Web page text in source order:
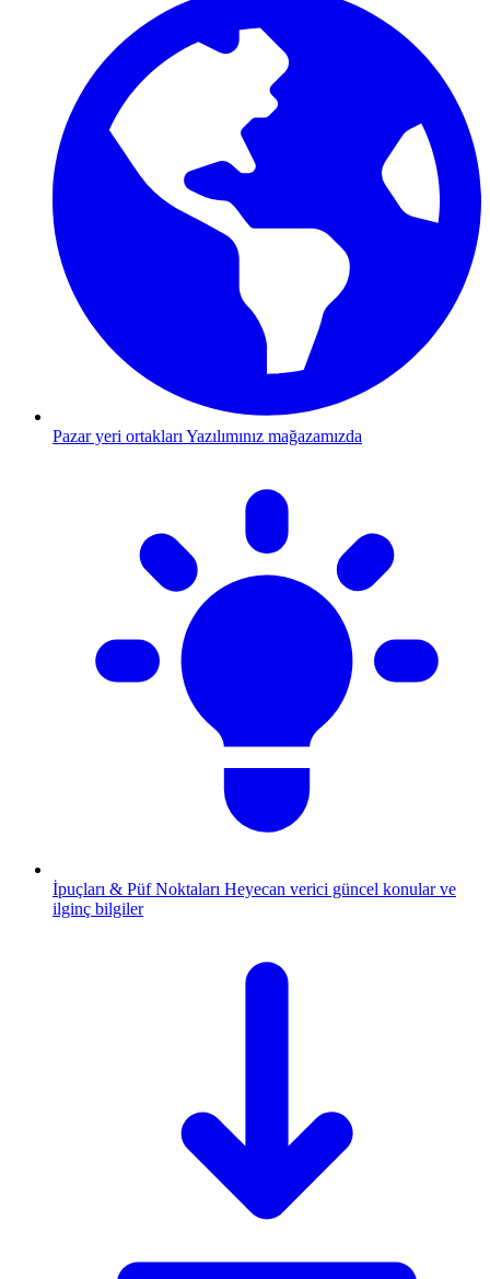
Pazar yeri ortakları Yazılımınız mağazamızda
İpuçları & Püf Noktaları Heyecan verici güncel konular ve
ilginç bilgiler